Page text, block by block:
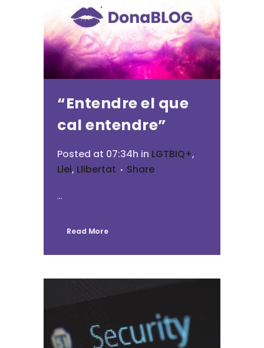
“Entendre el que
cal entendre”
Posted at 07:34h in LGTBIQ+,
Llei, Llibertat
Share
...
Read More